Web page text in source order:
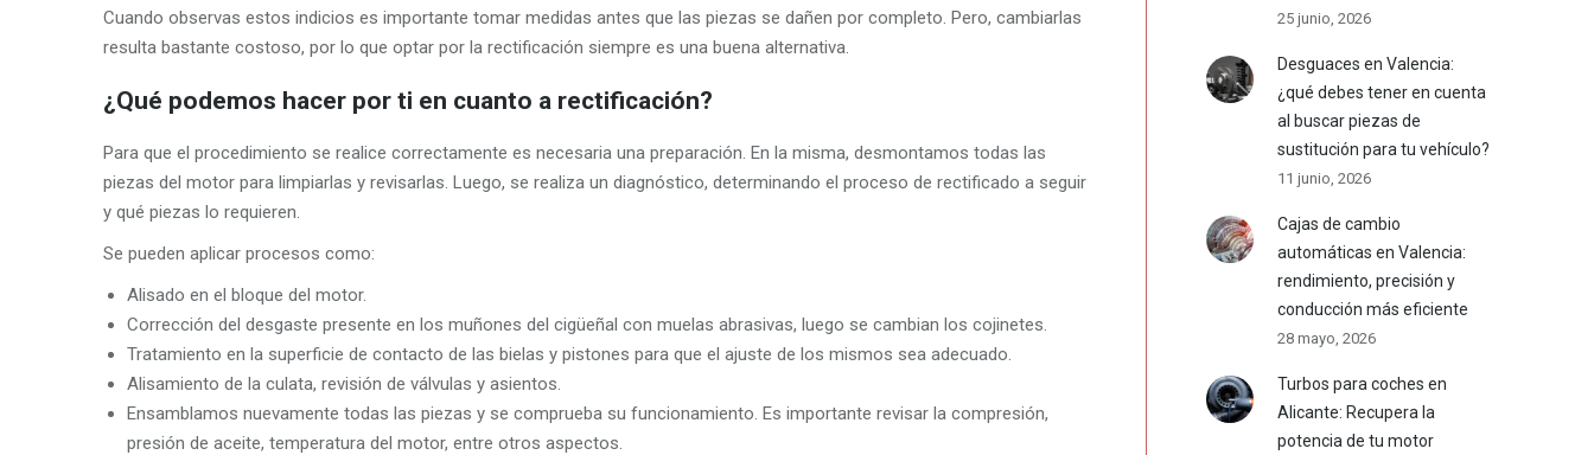
Cuando observas estos indicios es importante tomar medidas antes que las piezas se dañen por completo. Pero, cambiarlas
resulta bastante costoso, por lo que optar por la rectificación siempre es una buena alternativa.
¿Qué podemos hacer por ti en cuanto a rectificación?
Para que el procedimiento se realice correctamente es necesaria una preparación. En la misma, desmontamos todas las
piezas del motor para limpiarlas y revisarlas. Luego, se realiza un diagnóstico, determinando el proceso de rectificado a seguir
y qué piezas lo requieren.
Se pueden aplicar procesos como:
Alisado en el bloque del motor.
Corrección del desgaste presente en los muñones del cigüeñal con muelas abrasivas, luego se cambian los cojinetes.
Tratamiento en la superficie de contacto de las bielas y pistones para que el ajuste de los mismos sea adecuado.
Alisamiento de la culata, revisión de válvulas y asientos.
Ensamblamos nuevamente todas las piezas y se comprueba su funcionamiento. Es importante revisar la compresión,
presión de aceite, temperatura del motor, entre otros aspectos.
25 junio, 2026
Desguaces en Valencia:
¿qué debes tener en cuenta
al buscar piezas de
sustitución para tu vehículo?
11 junio, 2026
Cajas de cambio
automáticas en Valencia:
rendimiento, precisión y
conducción más eficiente
28 mayo, 2026
Turbos para coches en
Alicante: Recupera la
potencia de tu motor